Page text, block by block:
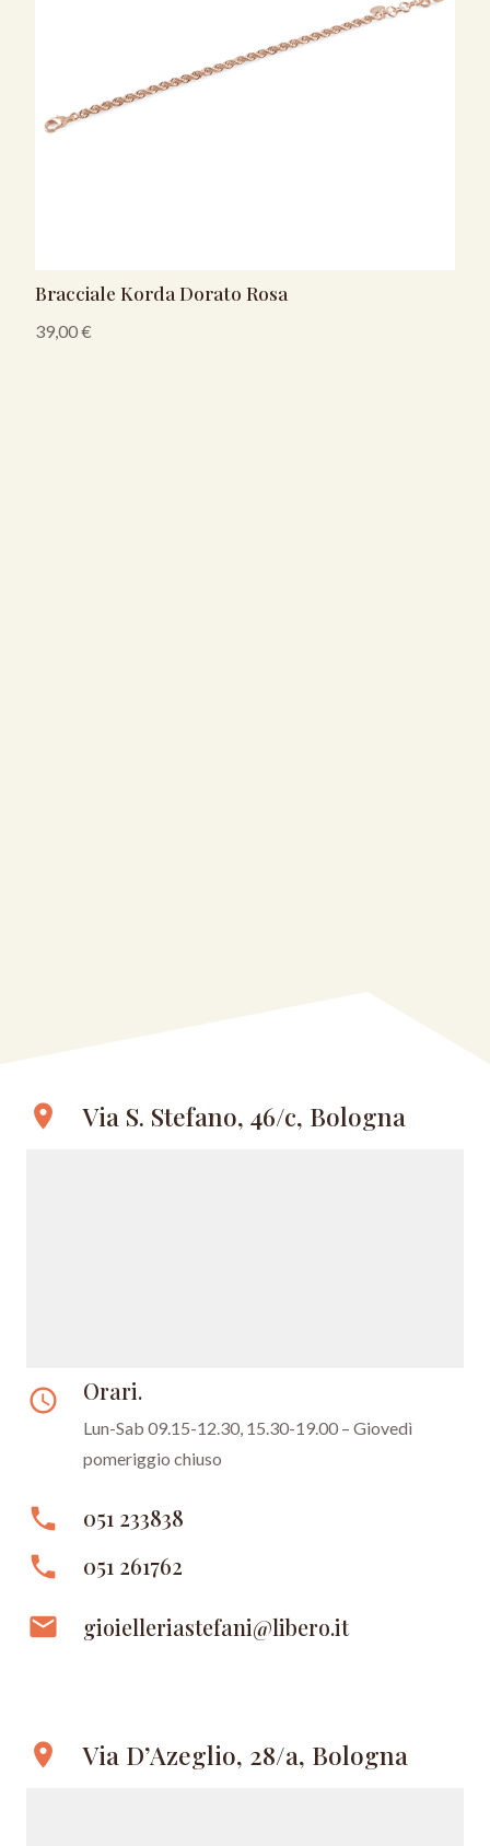
Bracciale Korda Dorato Rosa
39,00€
location_on Via S. Stefano, 46/c, Bologna
access_time Orari.
Lun-Sab 09.15-12.30, 15.30-19.00 – Giovedì
pomeriggio chiuso
phone 051 233838
phone 051 261762
email gioielleriastefani@libero.it
location_on Via D’Azeglio, 28/a, Bologna